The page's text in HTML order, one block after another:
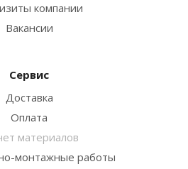
компании
Вакансии
Сервис
Доставка
Оплата
материалов
монтажные работы